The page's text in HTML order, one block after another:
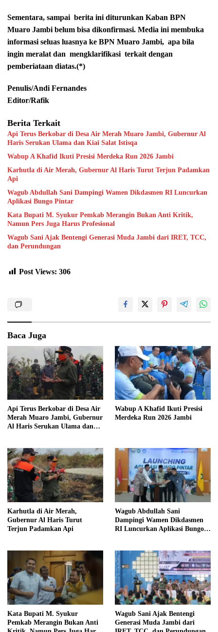
Sementara, sampai berita ini diturunkan Kaban BPN
Muaro Jambi belum bisa dikonfirmasi. Media ini membuka
informasi seluas luasnya ke BPN Muaro Jambi, apa bila
ingin meralat dan mengklarifikasi terkait dengan
pemberiataan diatas.(*)
Penulis/Andi Fernandes
Editor/Rafik
Berita Terkait
Api Terus Berkobar di Desa Air Merah Muaro Jambi, Gubernur Al
Haris Serukan Ulama dan Kiai Salat Istisqa
Wabup A Khafid Ikuti Presisi Merdeka Run 2026 Jambi
Karhutla di Air Merah, Gubernur Al Haris Turut Terjun Padamkan
Api
Wagub Abdullah Sani Dampingi Wamen Dikdasmen RI Luncurkan
Aplikasi Bungo Pintar
Kata Bupati M. Syukur Pemkab Merangin Bukan Anti Kritik,
Namun Pers Juga Harus Profesional
Wagub Sani Ajak Bentengi Generasi Muda Jambi dari IRET, TCC,
dan Perundungan
Post Views: 306
Baca Juga
Api Terus Berkobar di Desa Air
Merah Muaro Jambi, Gubernur
Al Haris Serukan Ulama dan
Wabup A Khafid Ikuti Presisi
Merdeka Run 2026 Jambi
Karhutla di Air Merah,
Gubernur Al Haris Turut
Terjun Padamkan Api
Wagub Abdullah Sani
Dampingi Wamen Dikdasmen
RI Luncurkan Aplikasi Bungo
Kata Bupati M. Syukur
Pemkab Merangin Bukan Anti
Wagub Sani Ajak Bentengi
Generasi Muda Jambi dari